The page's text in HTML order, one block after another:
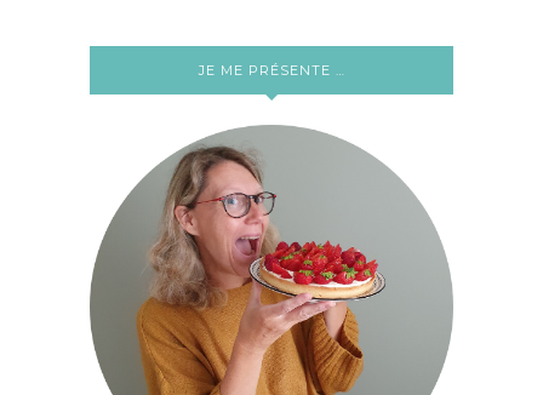
JE ME PRÉSENTE …